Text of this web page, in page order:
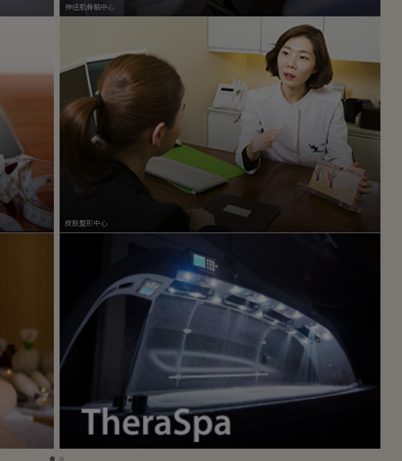
神经肌骨骼中心
皮肤整形中心